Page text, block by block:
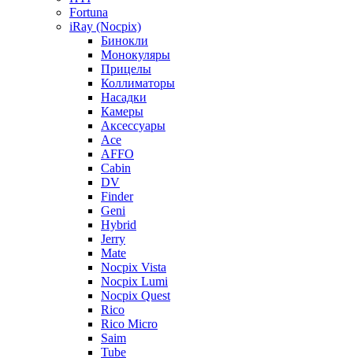
Fortuna
iRay (Nocpix)
Бинокли
Монокуляры
Прицелы
Коллиматоры
Насадки
Камеры
Аксессуары
Ace
AFFO
Cabin
DV
Finder
Geni
Hybrid
Jerry
Mate
Nocpix Vista
Nocpix Lumi
Nocpix Quest
Rico
Rico Micro
Saim
Tube